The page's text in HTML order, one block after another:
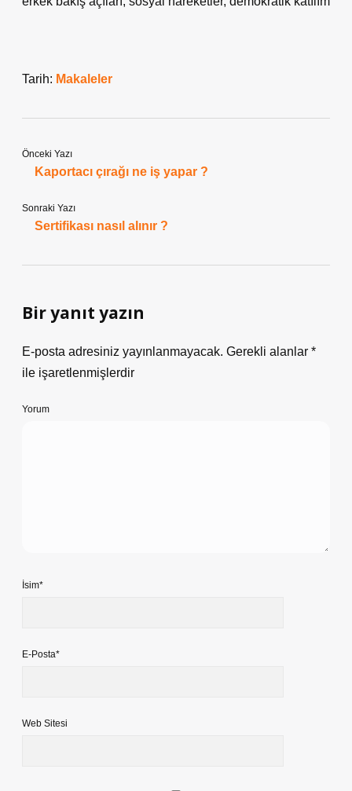
Tarih: Makaleler
Önceki Yazı
Kaportacı çırağı ne iş yapar ?
Sonraki Yazı
Sertifikası nasıl alınır ?
Bir yanıt yazın
E-posta adresiniz yayınlanmayacak. Gerekli alanlar *
ile işaretlenmişlerdir
Yorum
İsim*
E-Posta*
Web Sitesi